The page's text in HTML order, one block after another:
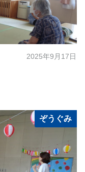
2025年9月17日
ぞうぐみ